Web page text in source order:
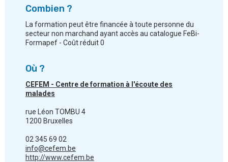
Combien ?
La formation peut être financée à toute personne du
secteur non marchand ayant accès au catalogue FeBi-
Formapef - Coût réduit 0
Où ?
CEFEM - Centre de formation à l'écoute des
malades
rue Léon TOMBU 4
1200 Bruxelles
02 345 69 02
info@cefem.be
http://www.cefem.be